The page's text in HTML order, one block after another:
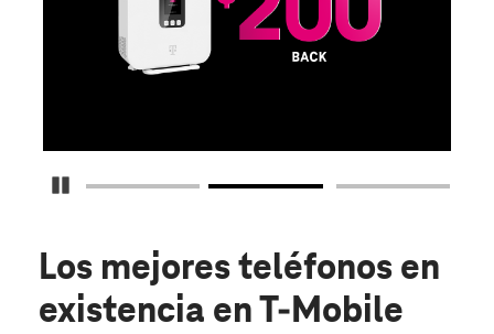
Detener carrusel
Los mejores teléfonos en
existencia en T-Mobile